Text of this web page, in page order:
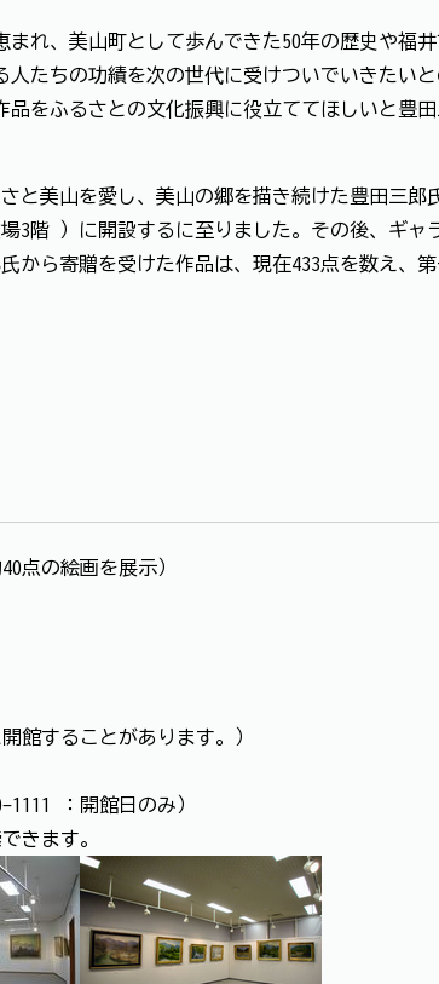
れ、美山町として歩んできた50年の歴史や福
たちの功績を次の世代に受けついでいきたい
をふるさとの文化振興に役立ててほしいと豊
と美山を愛し、美山の郷を描き続けた豊田三
3階 ）に開設するに至りました。その後、ギャ
から寄贈を受けた作品は、現在433点を数え、
点の絵画を展示）
館することがあります。）
：開館日のみ）
きます。